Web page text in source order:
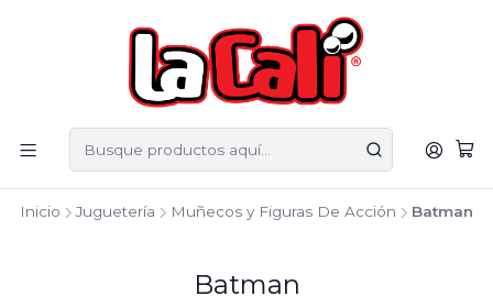
Inicio Juguetería Muñecos y Figuras De Acción Batman
Batman